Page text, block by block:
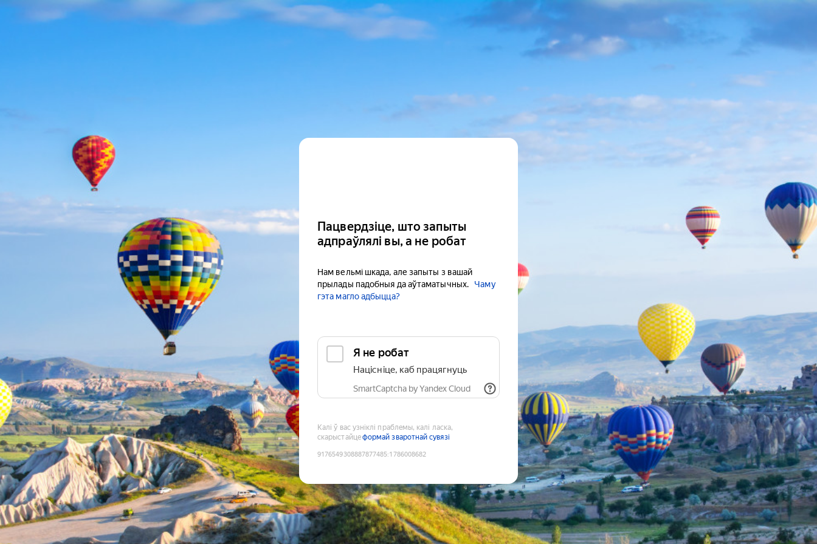
Пацвердзіце, што запыты
адпраўлялі вы, а не робат
Нам вельмі шкада, але запыты з вашай
прылады падобныя да аўтаматычных.
Чаму
гэта магло адбыцца?
Я не робат
Націсніце, каб працягнуць
SmartCaptcha by Yandex Cloud
Калі ў вас узніклі праблемы, калі ласка,
скарыстайцеформай зваротнай сувязі
9176549308887877485:1786008682